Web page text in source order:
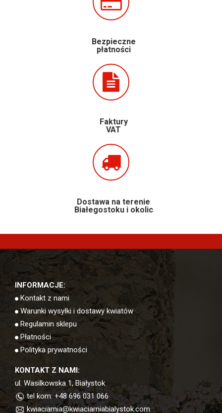
Bezpieczne
płatności
Faktury
VAT
Dostawa na terenie
Białegostoku i okolic
INFORMACJE:
Kontakt z nami
Warunki wysyłki i dostawy kwiatów
Regulamin sklepu
Płatności
Polityka prywatności
KONTAKT Z NAMI:
ul. Wasilkowska 1, Białystok
tel kom: +48 696 031 066
kwiaciarnia@kwiaciarniabialystok.com